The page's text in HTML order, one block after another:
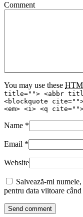
Comment
You may use these
title=""> <abbr
<blockquote
<em> <i> <q
Name *
Email *
Website
Salvează-mi
pentru data viitoare când